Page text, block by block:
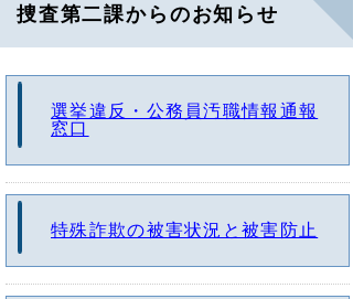
捜査第二課からのお知らせ
選挙違反・公務員汚職情報通報
窓口
特殊詐欺の被害状況と被害防止